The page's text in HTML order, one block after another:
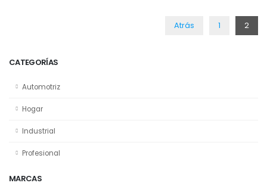
CATEGORÍAS
Automotriz
Hogar
Industrial
Profesional
MARCAS
Atrás 1 2